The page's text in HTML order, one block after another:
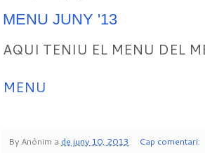
MENU JUNY '13
AQUI TENIU EL MENU DEL
MENU
By Anònim a de juny 10, 2013
Cap comentari: